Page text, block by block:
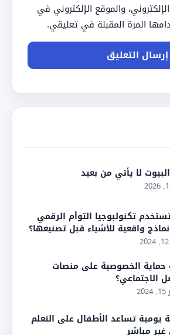
والموقع الإلكتروني في
المرة المقبلة في تعليقي.
لا يأتي من بعيد
تكنولبوجيا التوأم الرقمي
واقعية للأشياء قبل تصنيعها؟
حماية الخصوصية على منصات
الاجتماعي؟
يومية تساعد الأطفال على التعلم
مباشر